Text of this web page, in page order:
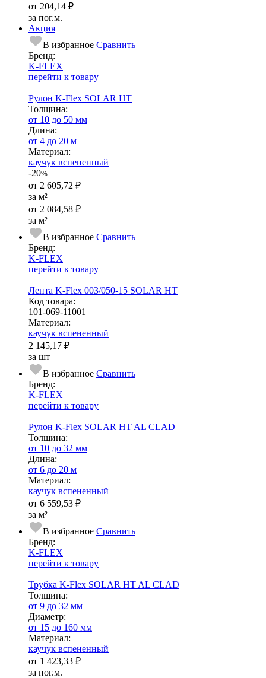
от 204,14 ₽
за пог.м.
Акция
В избранное Сравнить
Бренд:
K-FLEX
перейти к товару
Рулон K-Flex SOLAR HT
Тол­щи­на:
от 10 до 50 мм
Длина:
от 4 до 20 м
Ма­­те­­ри­­ал:
каучук вспененный
-20%
от 2 605,72 ₽
за м²
от 2 084,58 ₽
за м²
В избранное Сравнить
Бренд:
K-FLEX
перейти к товару
Лента K-Flex 003/050-15 SOLAR HT
Код товара:
101-069-11001
Ма­­те­­ри­­ал:
каучук вспененный
2 145,17 ₽
за шт
В избранное Сравнить
Бренд:
K-FLEX
перейти к товару
Рулон K-Flex SOLAR HT AL CLAD
Тол­щи­на:
от 10 до 32 мм
Длина:
от 6 до 20 м
Ма­­те­­ри­­ал:
каучук вспененный
от 6 559,53 ₽
за м²
В избранное Сравнить
Бренд:
K-FLEX
перейти к товару
Трубка K-Flex SOLAR HT AL CLAD
Тол­щи­на:
от 9 до 32 мм
Диаметр:
от 15 до 160 мм
Ма­­те­­ри­­ал:
каучук вспененный
от 1 423,33 ₽
за пог.м.